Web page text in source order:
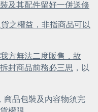
及其配件留好一併送修
之權益，非指商品可以
方無法二度販售，故
封商品前務必三思 ，以
，商品包裝及內容物須完